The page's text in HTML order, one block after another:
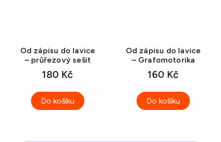
Od zápisu do lavice
– průřezový sešit
180 Kč
Do košíku
Od zápisu do lavice
– Grafomotorika
160 Kč
Do košíku